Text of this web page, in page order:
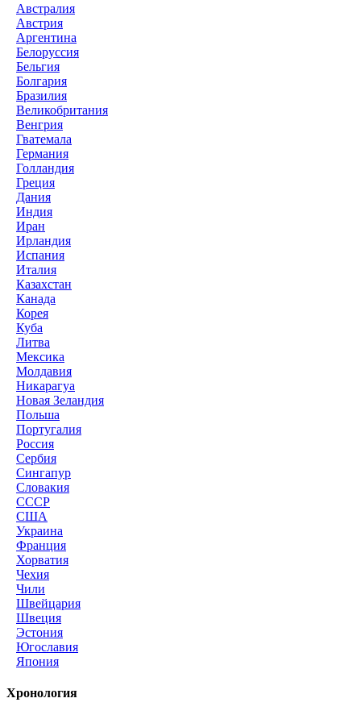
Австралия
Австрия
Аргентина
Белоруссия
Бельгия
Болгария
Бразилия
Великобритания
Венгрия
Гватемала
Германия
Голландия
Греция
Дания
Индия
Иран
Ирландия
Испания
Италия
Казахстан
Канада
Корея
Куба
Литва
Мексика
Молдавия
Никарагуа
Новая Зеландия
Польша
Португалия
Россия
Сербия
Сингапур
Словакия
СССР
США
Украина
Франция
Хорватия
Чехия
Чили
Швейцария
Швеция
Эстония
Югославия
Япония
Хронология